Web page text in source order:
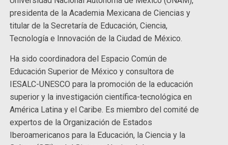
presidenta de la Academia Mexicana de Ciencias y
titular de la Secretaría de Educación, Ciencia,
Tecnología e Innovación de la Ciudad de México.
Ha sido coordinadora del Espacio Común de
Educación Superior de México y consultora de
IESALC-UNESCO para la promoción de la educación
superior y la investigación científica-tecnológica en
América Latina y el Caribe. Es miembro del comité de
expertos de la Organización de Estados
Iberoamericanos para la Educación, la Ciencia y la